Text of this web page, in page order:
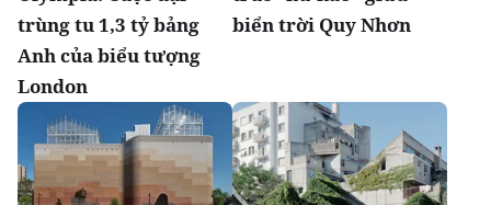
trùng tu 1,3 tỷ bảng
Anh của biểu tượng
London
biển trời Quy Nhơn